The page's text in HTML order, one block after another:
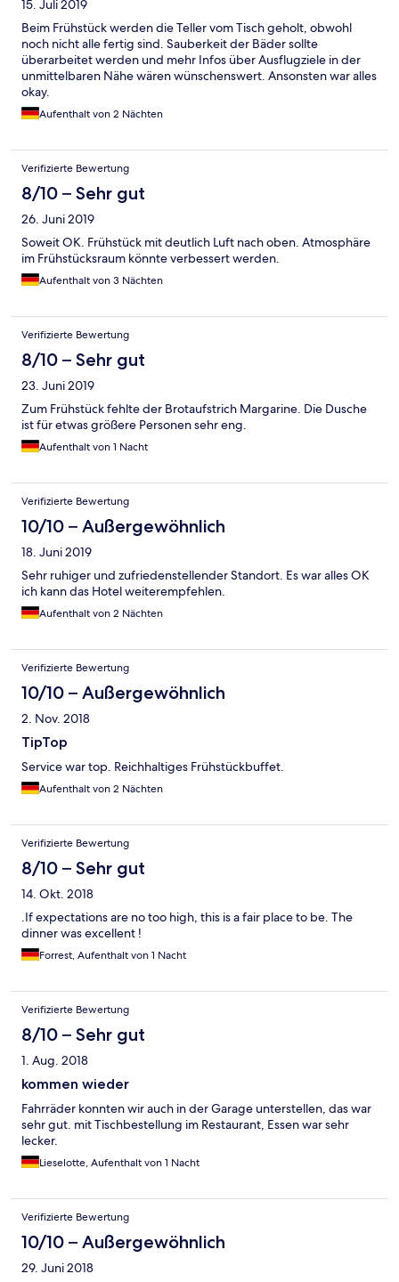
15. Juli 2019
Beim Frühstück werden die Teller vom Tisch geholt, obwohl
noch nicht alle fertig sind. Sauberkeit der Bäder sollte
überarbeitet werden und mehr Infos über Ausflugziele in der
unmittelbaren Nähe wären wünschenswert. Ansonsten war alles
okay.
Aufenthalt von 2 Nächten
Verifizierte Bewertung
8/10 – Sehr gut
26. Juni 2019
Soweit OK. Frühstück mit deutlich Luft nach oben. Atmosphäre
im Frühstücksraum könnte verbessert werden.
Aufenthalt von 3 Nächten
Verifizierte Bewertung
8/10 – Sehr gut
23. Juni 2019
Zum Frühstück fehlte der Brotaufstrich Margarine. Die Dusche
ist für etwas größere Personen sehr eng.
Aufenthalt von 1 Nacht
Verifizierte Bewertung
10/10 – Außergewöhnlich
18. Juni 2019
Sehr ruhiger und zufriedenstellender Standort. Es war alles OK
ich kann das Hotel weiterempfehlen.
Aufenthalt von 2 Nächten
Verifizierte Bewertung
10/10 – Außergewöhnlich
2. Nov. 2018
TipTop
Service war top. Reichhaltiges Frühstückbuffet.
Aufenthalt von 2 Nächten
Verifizierte Bewertung
8/10 – Sehr gut
14. Okt. 2018
.If expectations are no too high, this is a fair place to be. The
dinner was excellent !
Forrest, Aufenthalt von 1 Nacht
Verifizierte Bewertung
8/10 – Sehr gut
1. Aug. 2018
kommen wieder
Fahrräder konnten wir auch in der Garage unterstellen, das war
sehr gut. mit Tischbestellung im Restaurant, Essen war sehr
lecker.
Lieselotte, Aufenthalt von 1 Nacht
Verifizierte Bewertung
10/10 – Außergewöhnlich
29. Juni 2018